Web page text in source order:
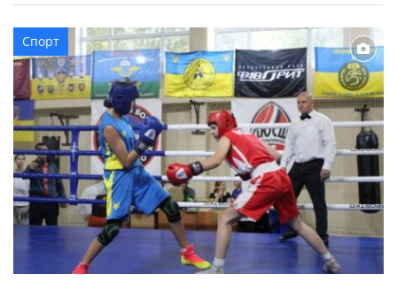
Олександр Недвига. Разом із тренером дівчата
проходять нелегкий шлях: опановують тонкощі
олімпійського виду спорту, загартовують характер, тіло і
дух. Вчаться перемагати, а ще – […]
Спорт